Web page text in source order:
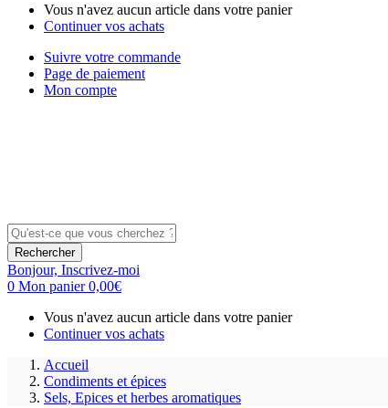
Vous n'avez aucun article dans votre panier
Continuer vos achats
Suivre votre commande
Page de paiement
Mon compte
Rechercher
Bonjour, Inscrivez-moi
0 Mon panier0,00€
Vous n'avez aucun article dans votre panier
Continuer vos achats
Accueil
Condiments et épices
Sels, Epices et herbes aromatiques